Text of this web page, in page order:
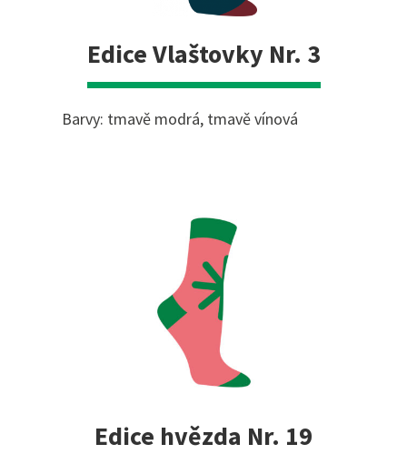
Edice Vlaštovky Nr. 3
Barvy: tmavě modrá, tmavě vínová
Edice hvězda Nr. 19